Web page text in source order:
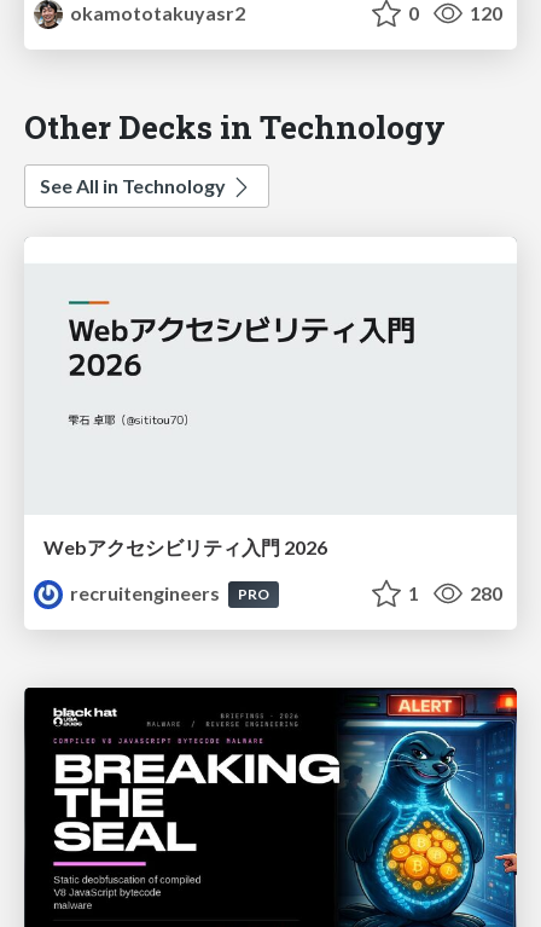
okamototakuyasr2
0 120
Other Decks in Technology
See All in Technology
Webアクセシビリティ入門 2026
recruitengineers
PRO 1 280